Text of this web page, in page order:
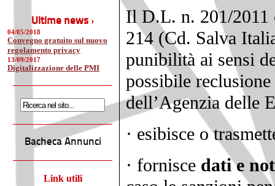
Ultime news ›
04/05/2018
Convegno gratuito sul nuovo
regolamento privacy
13/09/2017
Digitalizzazione delle PMI
Bacheca Annunci
Link utili
Il D.L. n. 201/2011
214 (Cd. Salva
punibilità ai sensi
possibile
dell’Agenzia delle
· esibisce o
· fornisce dati e